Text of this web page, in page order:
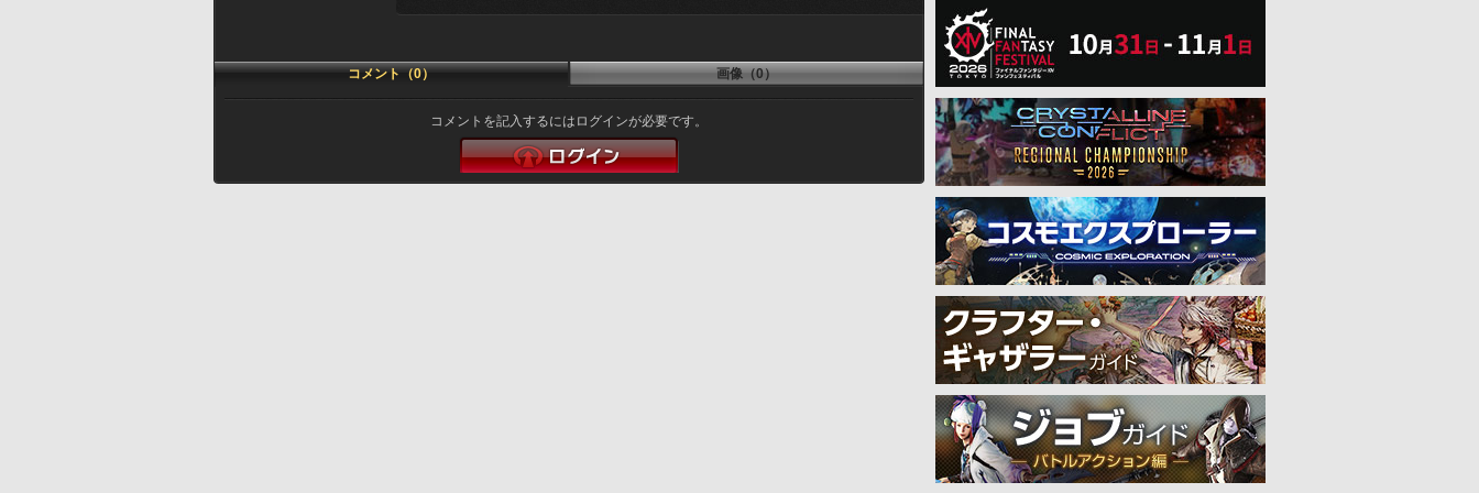
コメント（0） 画像（0）
コメントを記入するにはログインが必要です。